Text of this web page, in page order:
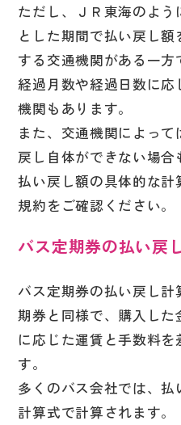
ただし、ＪＲ東海のよ
とした期間で払い戻し
する交通機関がある一
経過月数や経過日数に
機関もあります。
また、交通機関によっ
戻し自体ができない場合
払い戻し額の具体的な
規約をご確認ください。
バス定期券の払い戻
バス定期券の払い戻し
期券と同様で、購入し
に応じた運賃と手数料
す。
多くのバス会社では、
計算式で計算されます。